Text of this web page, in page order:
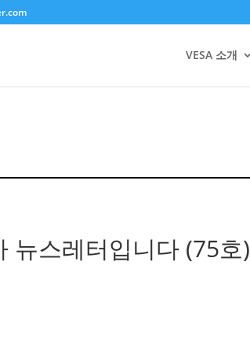
VESA 소개
뉴스레터입니다 (75호)